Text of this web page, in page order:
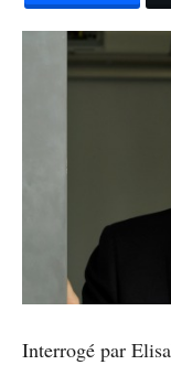
Interrogé par